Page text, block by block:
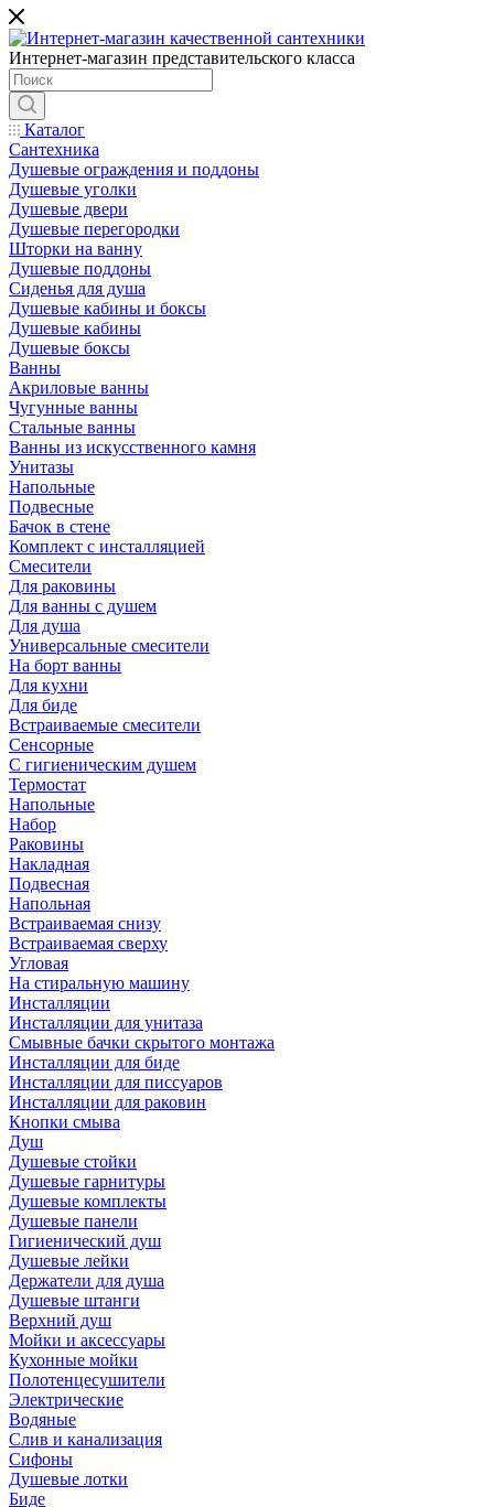
Интернет-магазин представительского класса
Каталог
Сантехника
Душевые ограждения и поддоны
Душевые уголки
Душевые двери
Душевые перегородки
Шторки на ванну
Душевые поддоны
Сиденья для душа
Душевые кабины и боксы
Душевые кабины
Душевые боксы
Ванны
Акриловые ванны
Чугунные ванны
Стальные ванны
Ванны из искусственного камня
Унитазы
Напольные
Подвесные
Бачок в стене
Комплект с инсталляцией
Смесители
Для раковины
Для ванны с душем
Для душа
Универсальные смесители
На борт ванны
Для кухни
Для биде
Встраиваемые смесители
Сенсорные
С гигиеническим душем
Термостат
Напольные
Набор
Раковины
Накладная
Подвесная
Напольная
Встраиваемая снизу
Встраиваемая сверху
Угловая
На стиральную машину
Инсталляции
Инсталляции для унитаза
Смывные бачки скрытого монтажа
Инсталляции для биде
Инсталляции для писсуаров
Инсталляции для раковин
Кнопки смыва
Душ
Душевые стойки
Душевые гарнитуры
Душевые комплекты
Душевые панели
Гигиенический душ
Душевые лейки
Держатели для душа
Душевые штанги
Верхний душ
Мойки и аксессуары
Кухонные мойки
Полотенцесушители
Электрические
Водяные
Слив и канализация
Сифоны
Душевые лотки
Биде